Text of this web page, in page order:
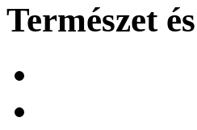
Természet